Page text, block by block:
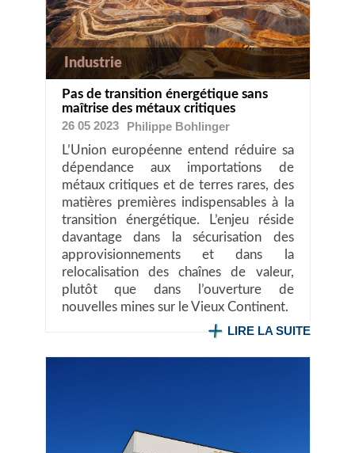
Industrie
Pas de transition énergétique sans
maîtrise des métaux critiques
26 05 2023
Philippe Bohlinger
L’Union européenne entend réduire sa
dépendance aux importations de
métaux critiques et de terres rares, des
matières premières indispensables à la
transition énergétique. L’enjeu réside
davantage dans la sécurisation des
approvisionnements et dans la
relocalisation des chaînes de valeur,
plutôt que dans l’ouverture de
nouvelles mines sur le Vieux Continent.
LIRE LA SUITE